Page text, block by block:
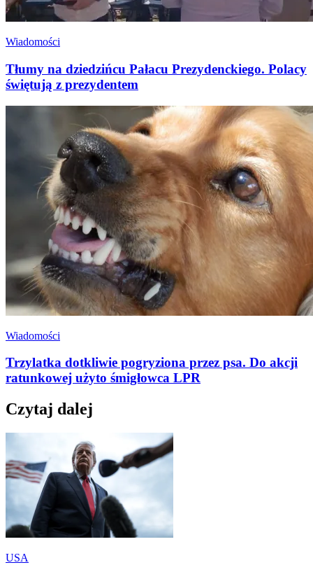
Wiadomości
Tłumy na dziedzińcu Pałacu Prezydenckiego. Polacy
świętują z prezydentem
Wiadomości
Trzylatka dotkliwie pogryziona przez psa. Do akcji
ratunkowej użyto śmigłowca LPR
Czytaj dalej
USA